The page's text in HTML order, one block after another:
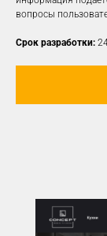
вопросы
Срок разработки: